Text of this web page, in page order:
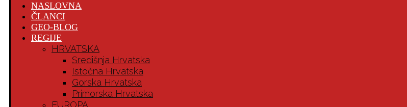
NASLOVNA
ČLANCI
GEO-BLOG
REGIJE
HRVATSKA
Središnja Hrvatska
Istočna Hrvatska
Gorska Hrvatska
Primorska Hrvatska
EUROPA